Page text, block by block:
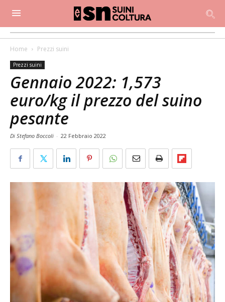
Home Prezzi suini
Prezzi suini
Gennaio 2022: 1,573
euro/kg il prezzo del suino
pesante
Di Stefano Boccoli - 22 Febbraio 2022